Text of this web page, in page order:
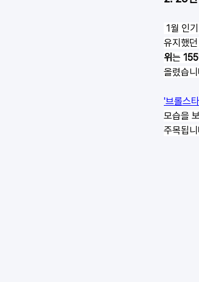
1월 인
유지했
위는
올렸습
'브롤스
모습을
주목됩